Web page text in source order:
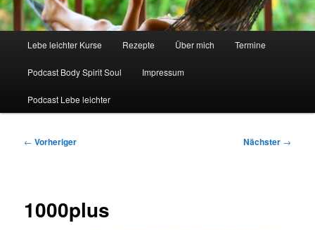
Lebe leichter Kurse Rezepte Über mich Termine
Podcast Body Spirit Soul Impressum
Podcast Lebe leichter
Beitragsnavigation
← Vorheriger Nächster →
1000plus